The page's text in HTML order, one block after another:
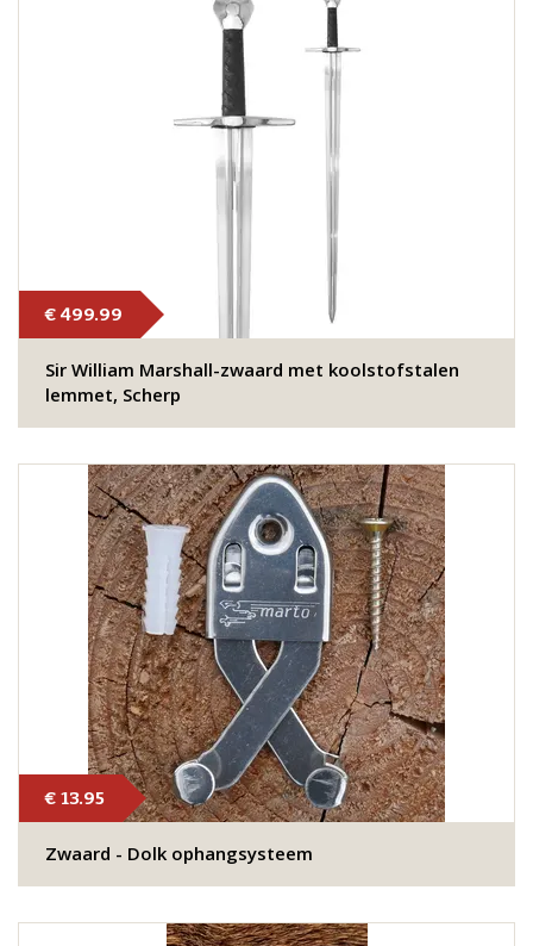
€ 499.99
Sir William Marshall-zwaard met koolstofstalen
lemmet, Scherp
€ 13.95
Zwaard - Dolk ophangsysteem